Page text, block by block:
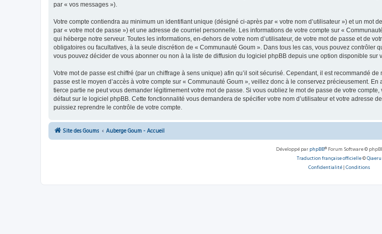
par « vos messages »).
Votre compte contiendra au minimum un identifiant unique (désigné ci-après par « votre nom d’utilisateur ») et un mot
par « votre mot de passe ») et une adresse de courriel personnelle. Les informations de votre compte sur «
qui héberge notre serveur. Toutes les informations, en-dehors de votre nom d’utilisateur, de votre mot de passe et de
obligatoires ou facultatives, à la seule discrétion de « Communauté Goum ». Dans tous les cas, vous pouvez
vous pouvez décider de vous abonner ou non à la liste de diffusion du logiciel phpBB depuis une option disponible sur
Votre mot de passe est chiffré (par un chiffrage à sens unique) afin qu’il soit sécurisé. Cependant, il est recommandé
passe est le moyen d’accès à votre compte sur « Communauté Goum », veillez donc à le conservez précieusement.
tierce partie ne peut vous demander légitimement votre mot de passe. Si vous oubliez le mot de passe de votre
défaut sur le logiciel phpBB. Cette fonctionnalité vous demandera de spécifier votre nom d’utilisateur et votre adresse
puissiez reprendre le contrôle de votre compte.
Site des Goums Auberge Goum - Accueil
Développé par phpBB® Forum Software ©
Traduction française officielle©Qiaeru
Confidentialité | Conditions